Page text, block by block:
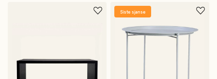
Siste sjanse